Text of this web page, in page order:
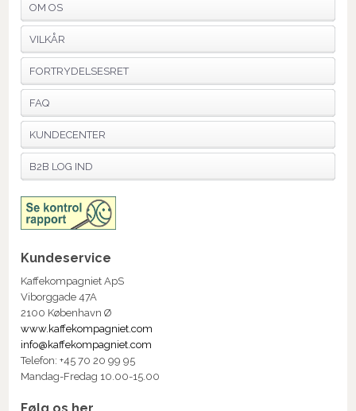
OM OS
VILKÅR
FORTRYDELSESRET
FAQ
KUNDECENTER
B2B LOG IND
Kundeservice
Kaffekompagniet ApS
Viborggade 47A
2100 København Ø
www.kaffekompagniet.com
info@kaffekompagniet.com
Telefon: +45 70 20 99 95
Mandag-Fredag 10.00-15.00